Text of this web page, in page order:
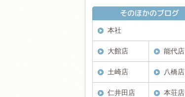
本社
大館店 能代店
土崎店 八橋店
仁井田店 本荘店